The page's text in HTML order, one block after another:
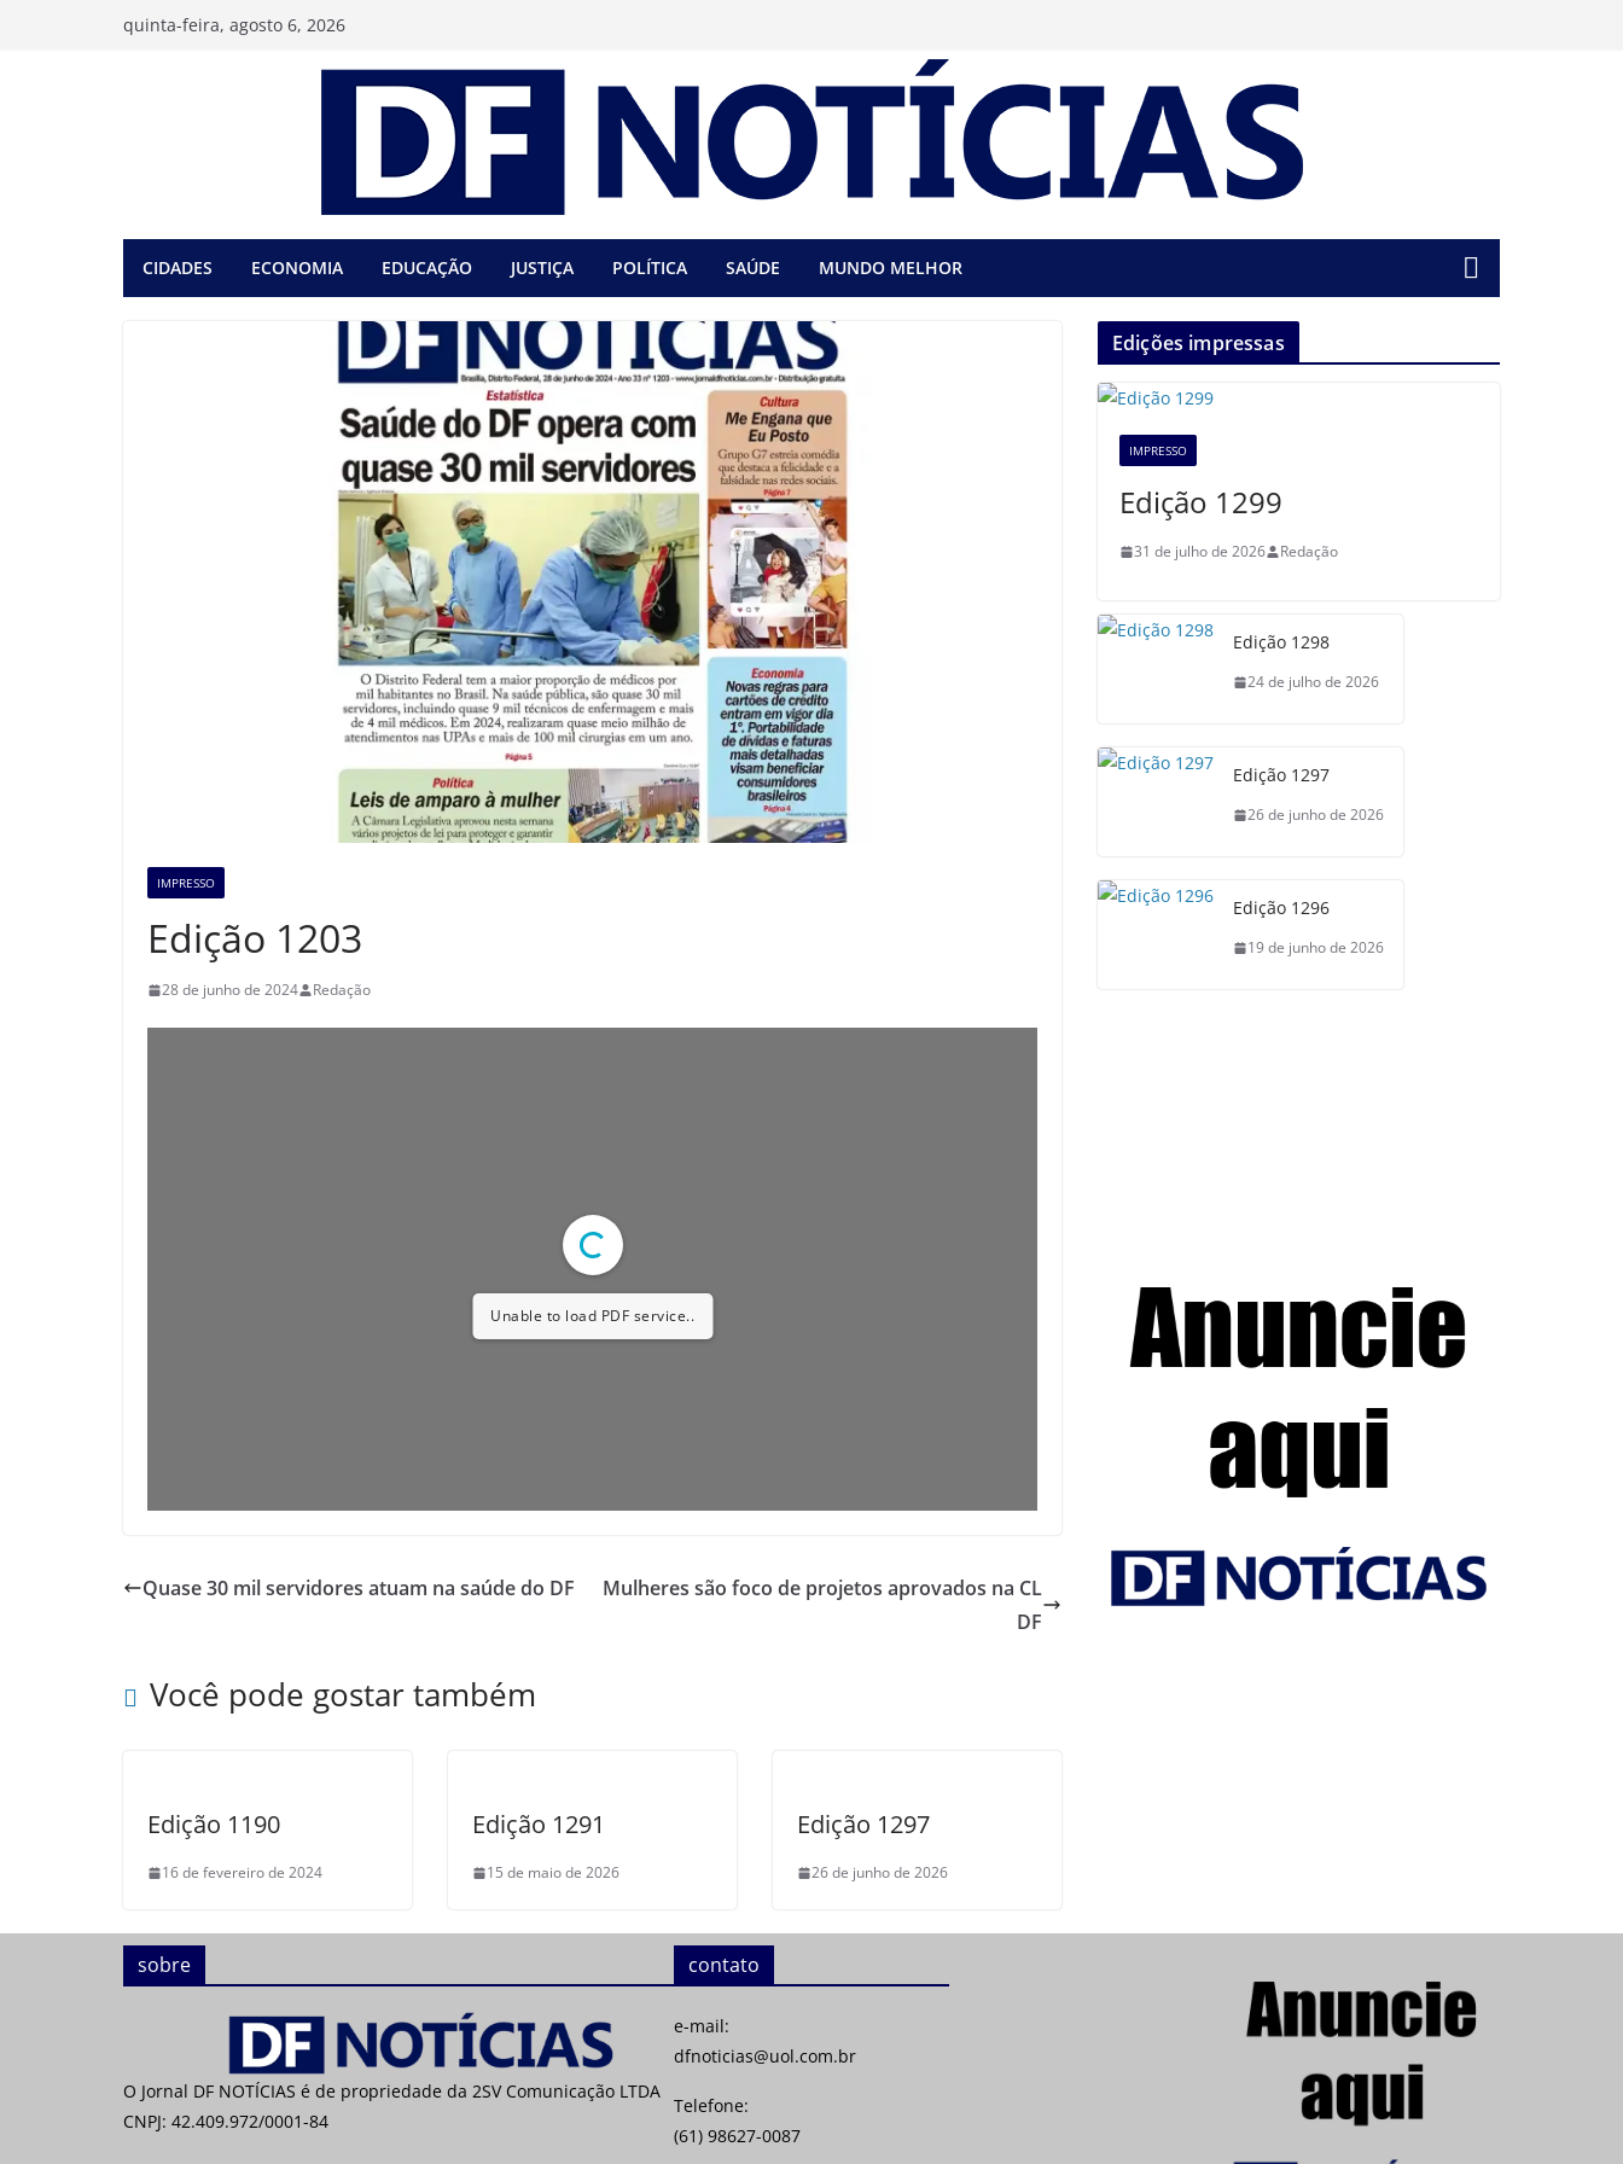
quinta-feira, agosto 6, 2026
CIDADES ECONOMIA EDUCAÇÃO JUSTIÇA POLÍTICA SAÚDE MUNDO MELHOR
IMPRESSO
Edição 1203
28 de junho de 2024 Redação
Unable to load PDF service..
Quase 30 mil servidores atuam na saúde do DF
Mulheres são foco de projetos aprovados na CL
DF
Você pode gostar também
Edição 1190
16 de fevereiro de 2024
Edição 1291
15 de maio de 2026
Edição 1297
26 de junho de 2026
Edições impressas
IMPRESSO
Edição 1299
31 de julho de 2026 Redação
Edição 1298
24 de julho de 2026
Edição 1297
26 de junho de 2026
Edição 1296
19 de junho de 2026
sobre
O Jornal DF NOTÍCIAS é de propriedade da 2SV Comunicação LTDA
CNPJ: 42.409.972/0001-84
contato
e-mail:
dfnoticias@uol.com.br
Telefone:
(61) 98627-0087